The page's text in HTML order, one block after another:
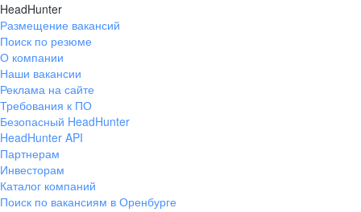
HeadHunter
Размещение вакансий
Поиск по резюме
О компании
Наши вакансии
Реклама на сайте
Требования к ПО
Безопасный HeadHunter
HeadHunter API
Партнерам
Инвесторам
Каталог компаний
Поиск по вакансиям в Оренбурге